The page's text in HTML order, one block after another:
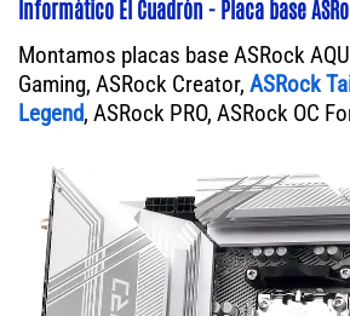
Informático El Cuadrón - Placa base
Montamos placas base ASRock
Gaming, ASRock Creator, ASRock
Legend, ASRock PRO, ASRock OC